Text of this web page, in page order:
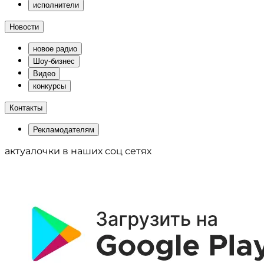
исполнители
Новости
новое радио
Шоу-бизнес
Видео
конкурсы
Контакты
Рекламодателям
актуалочки в наших соц сетях